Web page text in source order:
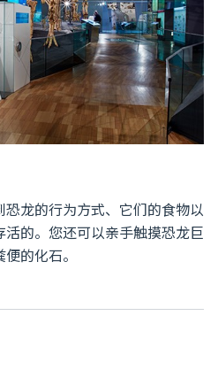
龙的行为方式、它们的食物以
的。您还可以亲手触摸恐龙巨
的化石。